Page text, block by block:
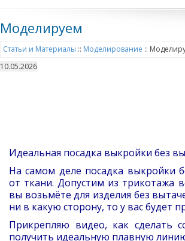
Моделируем
Статьи и Материалы :: Моделирование ::
10.05.2026
Идеальная посадка выкройки без
На самом деле посадка выкройки
от ткани. Допустим из трикотажа
вы возьмёте для изделия без
ни в какую сторону, то у вас будет
Прикрепляю видео, как сделать
получить идеальную плавную